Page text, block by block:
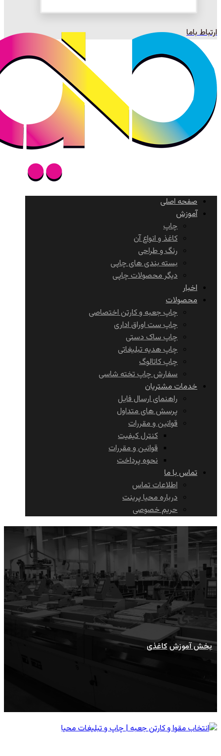
ارتباط باما
صفحه اصلی
آموزش
چاپ
کاغذ و انواع آن
رنگ و طراحی
بسته بندی های چاپی
دیگر محصولات چاپی
اخبار
محصولات
چاپ جعبه و کارتن اختصاصی
چاپ ست اوراق اداری
چاپ ساک دستی
چاپ هدیه تبلیغاتی
چاپ کاتالوگ
سفارش چاپ تخته شاسی
خدمات مشتریان
راهنمای ارسال فایل
پرسش های متداول
قوانین و مقررات
کنترل کیفیت
قوانین و مقررات
نحوه پرداخت
تماس با ما
اطلاعات تماس
درباره محیا پرینت
حریم خصوصی
کاغذی
بخش آموزش کاغذی